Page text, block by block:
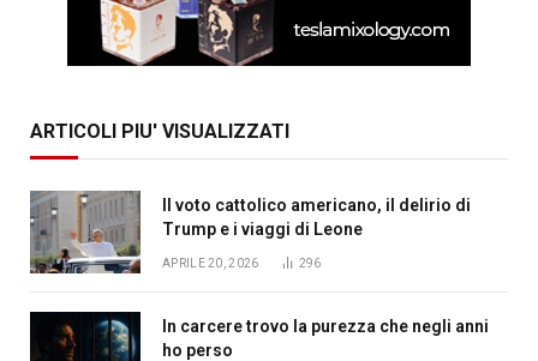
ARTICOLI PIU' VISUALIZZATI
Il voto cattolico americano, il delirio di
Trump e i viaggi di Leone
APRILE 20, 2026 296
In carcere trovo la purezza che negli anni
ho perso